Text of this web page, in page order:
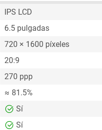
IPS LCD
6.5 pulgadas
720 × 1600 píxeles
20:9
270 ppp
≈ 81.5%
Sí
Sí